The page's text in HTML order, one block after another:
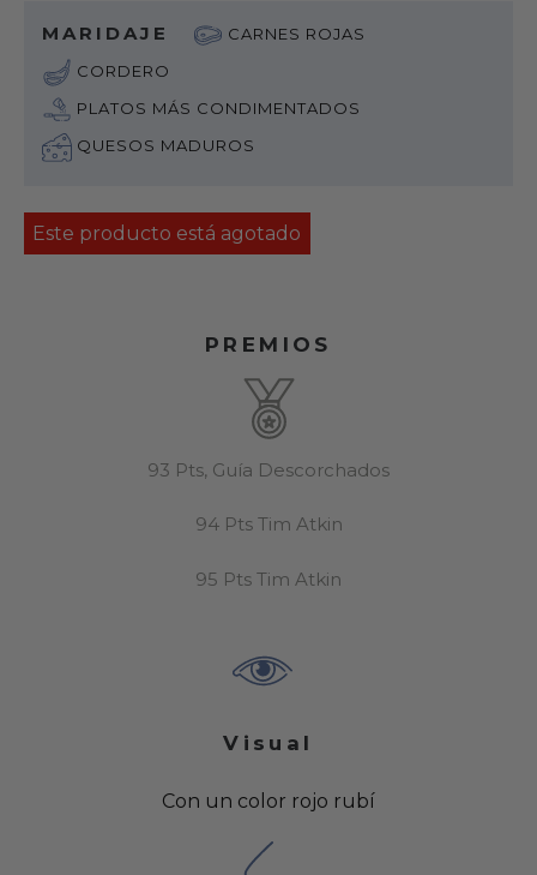
MARIDAJE
CARNES ROJAS
CORDERO
PLATOS MÁS CONDIMENTADOS
QUESOS MADUROS
Este producto está agotado
PREMIOS
93 Pts, Guía Descorchados
94 Pts Tim Atkin
95 Pts Tim Atkin
Visual
Con un color rojo rubí